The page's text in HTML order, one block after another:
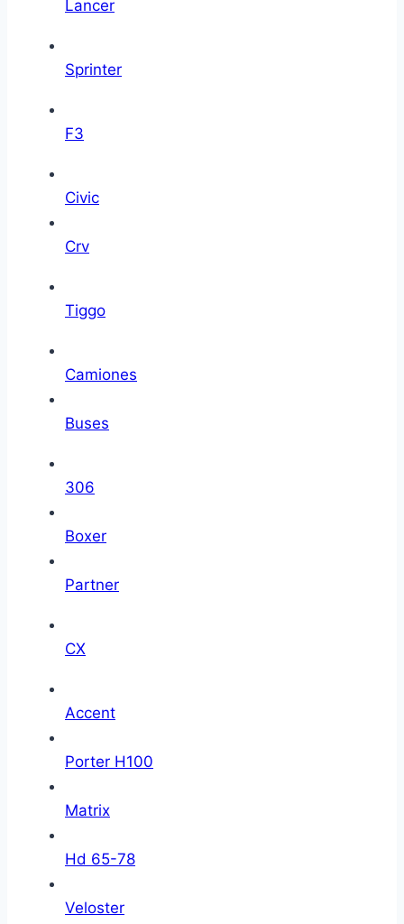
Lancer
Sprinter
F3
Civic
Crv
Tiggo
Camiones
Buses
306
Boxer
Partner
CX
Accent
Porter H100
Matrix
Hd 65-78
Veloster